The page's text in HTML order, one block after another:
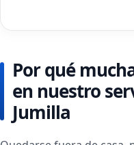
Por qué
en nuestro
Jumilla